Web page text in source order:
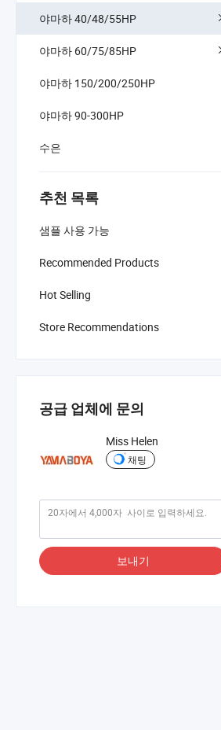
야마하 40/48/55HP
야마하 60/75/85HP
야마하 150/200/250HP
야마하 90-300HP
수은
추천 목록
샘플 사용 가능
Recommended Products
Hot Selling
Store Recommendations
공급 업체에 문의
Miss Helen
채팅
보내기